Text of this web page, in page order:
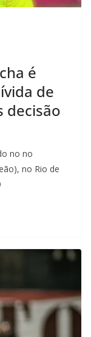
é
de
decisão
no no
no Rio de